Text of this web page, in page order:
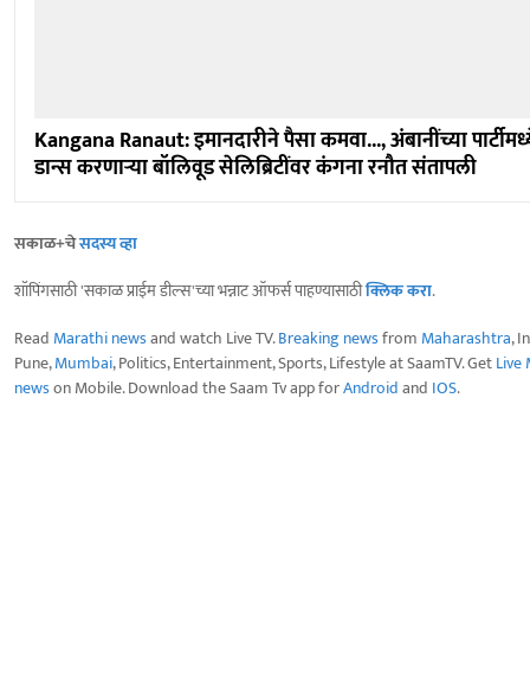
Kangana Ranaut: इमानदारीने पैसा कमवा..., अंबानींच्या
डान्स करणाऱ्या बॉलिवूड सेलिब्रिटींवर कंगना रनौत संतापली
सकाळ+चेसदस्य व्हा
शॉपिंगसाठी 'सकाळ प्राईम डील्स'च्या भन्नाट ऑफर्स पाहण्यासाठीक्लिक करा.
Read Marathi newsand watch Live TV.Breaking newsfrom Maharashtra,
Pune,Mumbai, Politics, Entertainment, Sports, Lifestyle at SaamTV. GetLive
newson Mobile. Download the Saam Tv app forAndroidand IOS.